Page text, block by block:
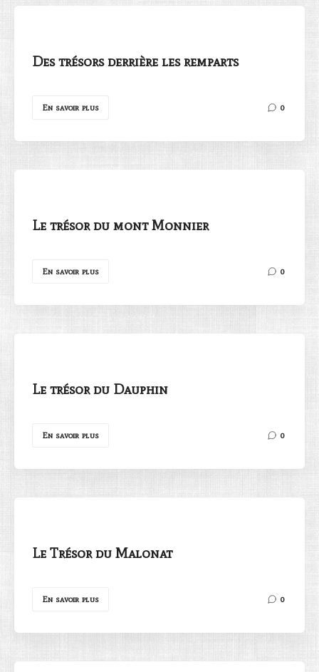
Des trésors derrière les remparts
En savoir plus 0
Le trésor du mont Monnier
En savoir plus 0
Le trésor du Dauphin
En savoir plus 0
Le Trésor du Malonat
En savoir plus 0